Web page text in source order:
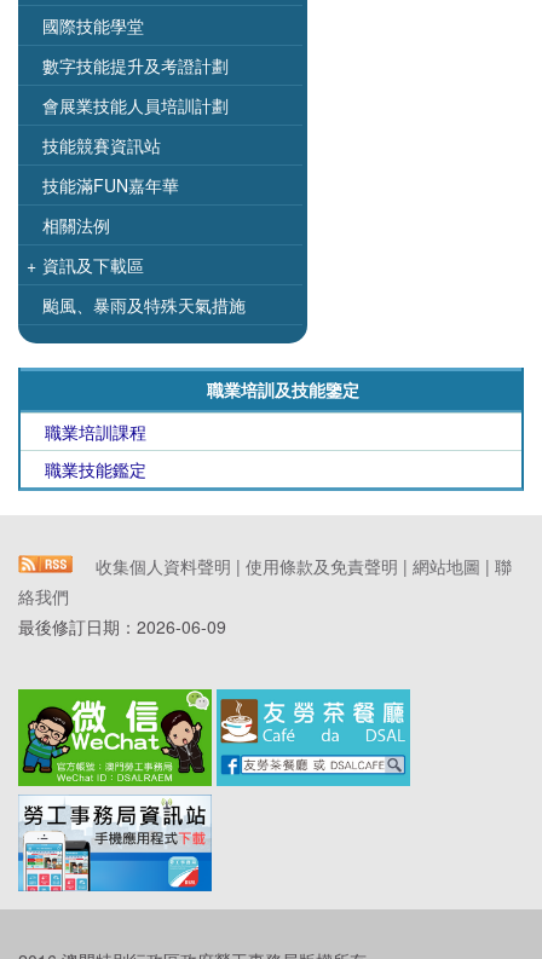
國際技能學堂
數字技能提升及考證計劃
會展業技能人員培訓計劃
技能競賽資訊站
技能滿FUN嘉年華
相關法例
+ 資訊及下載區
颱風、暴雨及特殊天氣措施
職業培訓及技能鑒定
職業培訓課程
職業技能鑑定
收集個人資料聲明 | 使用條款及免責聲明 | 網站地圖 | 聯
絡我們
最後修訂日期： 2026-06-09